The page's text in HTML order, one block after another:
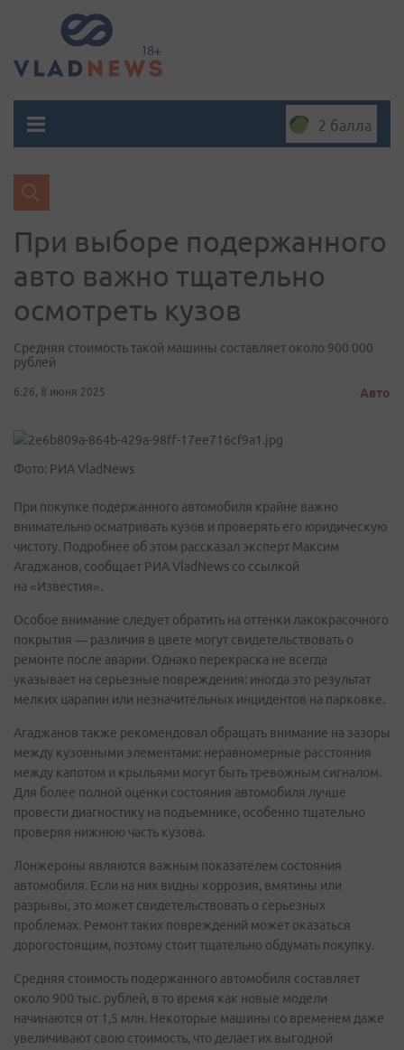
2 балла
При выборе подержанного
авто важно тщательно
осмотреть кузов
Средняя стоимость такой машины составляет около 900 000
рублей
6:26, 8 июня 2025 Авто
Фото: РИА VladNews
При покупке подержанного автомобиля крайне важно
внимательно осматривать кузов и проверять его юридическую
чистоту. Подробнее об этом рассказал эксперт Максим
Агаджанов, сообщает РИА VladNews со ссылкой
на «Известия».
Особое внимание следует обратить на оттенки лакокрасочного
покрытия — различия в цвете могут свидетельствовать о
ремонте после аварии. Однако перекраска не всегда
указывает на серьезные повреждения: иногда это результат
мелких царапин или незначительных инцидентов на парковке.
Агаджанов также рекомендовал обращать внимание на зазоры
между кузовными элементами: неравномерные расстояния
между капотом и крыльями могут быть тревожным сигналом.
Для более полной оценки состояния автомобиля лучше
провести диагностику на подъемнике, особенно тщательно
проверяя нижнюю часть кузова.
Лонжероны являются важным показателем состояния
автомобиля. Если на них видны коррозия, вмятины или
разрывы, это может свидетельствовать о серьезных
проблемах. Ремонт таких повреждений может оказаться
дорогостоящим, поэтому стоит тщательно обдумать покупку.
Средняя стоимость подержанного автомобиля составляет
около 900 тыс. рублей, в то время как новые модели
начинаются от 1,5 млн. Некоторые машины со временем даже
увеличивают свою стоимость, что делает их выгодной